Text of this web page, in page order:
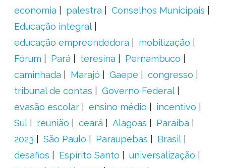
economia
palestra
Conselhos Municipais
Educação integral
educação empreendedora
mobilização
Fórum
Pará teresina
Pernambuco
caminhada
Marajó Gaepe
congresso
tribunal de contas
Governo Federal
evasão escolar
ensino médio
incentivo
Sul
reunião ceará Alagoas
Paraíba
2023
São Paulo Paraupebas
Brasil
desafios
Espírito Santo
universalização